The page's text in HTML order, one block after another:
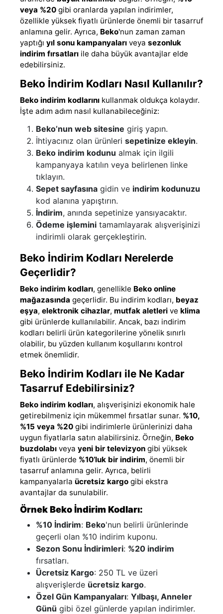
veya %20 gibi oranlarda yapılan indirimler,
özellikle yüksek fiyatlı ürünlerde önemli bir tasarruf
anlamına gelir. Ayrıca, Beko'nun zaman zaman
yaptığı yıl sonu kampanyaları veya sezonluk
indirim fırsatları ile daha büyük avantajlar elde
edebilirsiniz.
Beko İndirim Kodları Nasıl Kullanılır?
Beko indirim kodlarını kullanmak oldukça kolaydır.
İşte adım adım nasıl kullanabileceğiniz:
Beko’nun web sitesine giriş yapın.
İhtiyacınız olan ürünleri sepetinize ekleyin.
Beko indirim kodunu almak için ilgili
kampanyaya katılın veya belirlenen linke
tıklayın.
Sepet sayfasına gidin ve indirim kodunuzu
kod alanına yapıştırın.
İndirim, anında sepetinize yansıyacaktır.
Ödeme işlemini tamamlayarak alışverişinizi
indirimli olarak gerçekleştirin.
Beko İndirim Kodları Nerelerde
Geçerlidir?
Beko indirim kodları, genellikle Beko online
mağazasında geçerlidir. Bu indirim kodları, beyaz
eşya, elektronik cihazlar, mutfak aletleri ve klima
gibi ürünlerde kullanılabilir. Ancak, bazı indirim
kodları belirli ürün kategorilerine yönelik sınırlı
olabilir, bu yüzden kullanım koşullarını kontrol
etmek önemlidir.
Beko İndirim Kodları ile Ne Kadar
Tasarruf Edebilirsiniz?
Beko indirim kodları, alışverişinizi ekonomik hale
getirebilmeniz için mükemmel fırsatlar sunar. %10,
%15 veya %20 gibi indirimlerle ürünlerinizi daha
uygun fiyatlarla satın alabilirsiniz. Örneğin, Beko
buzdolabı veya yeni bir televizyon gibi yüksek
fiyatlı ürünlerde %10’luk bir indirim, önemli bir
tasarruf anlamına gelir. Ayrıca, belirli
kampanyalarla ücretsiz kargo gibi ekstra
avantajlar da sunulabilir.
Örnek Beko İndirim Kodları:
%10 İndirim: Beko'nun belirli ürünlerinde
geçerli olan %10 indirim kuponu.
Sezon Sonu İndirimleri: %20 indirim
fırsatları.
Ücretsiz Kargo: 250 TL ve üzeri
alışverişlerde ücretsiz kargo.
Özel Gün Kampanyaları: Yılbaşı, Anneler
Günü gibi özel günlerde yapılan indirimler.